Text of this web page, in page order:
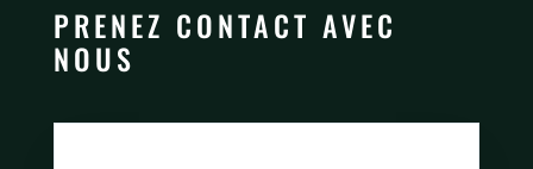
PRENEZ CONTACT AVEC
NOUS